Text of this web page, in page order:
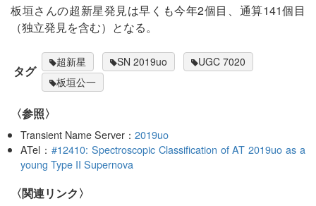
板垣さんの超新星発見は早くも今年2個目、通算141個目
（独立発見を含む）となる。
タグ
超新星 SN 2019uo
UGC 7020
板垣公一
〈参照〉
Transient Name Server：2019uo
ATel：#12410: Spectroscopic Classification of AT 2019uo as a
young Type II Supernova
〈関連リンク〉